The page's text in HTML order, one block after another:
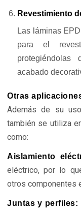
Revestimiento
Las láminas
para el
acabado
Otras
Además de su
también se utiliza
como:
Aislamiento
eléctrico, por lo
otros componentes
Juntas y perfiles: